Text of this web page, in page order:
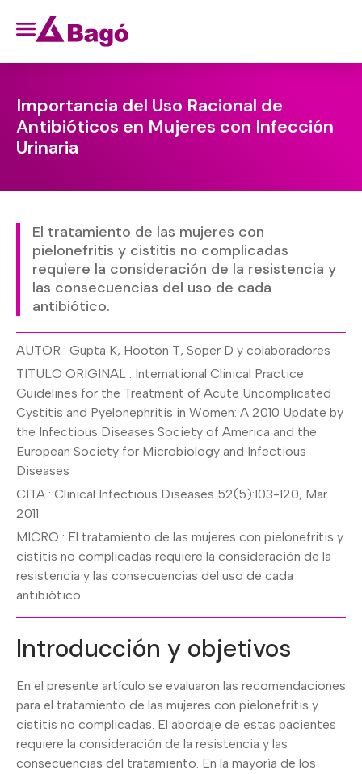
Importancia del Uso Racional de
Antibióticos en Mujeres con Infección
Urinaria
El tratamiento de las mujeres con
pielonefritis y cistitis no complicadas
requiere la consideración de la resistencia y
las consecuencias del uso de cada
antibiótico.
AUTOR : Gupta K, Hooton T, Soper D y colaboradores
TITULO ORIGINAL : International Clinical Practice
Guidelines for the Treatment of Acute Uncomplicated
Cystitis and Pyelonephritis in Women: A 2010 Update by
the Infectious Diseases Society of America and the
European Society for Microbiology and Infectious
Diseases
CITA : Clinical Infectious Diseases 52(5):103-120, Mar
2011
MICRO : El tratamiento de las mujeres con pielonefritis y
cistitis no complicadas requiere la consideración de la
resistencia y las consecuencias del uso de cada
antibiótico.
Introducción y objetivos
En el presente artículo se evaluaron las recomendaciones
para el tratamiento de las mujeres con pielonefritis y
cistitis no complicadas. El abordaje de estas pacientes
requiere la consideración de la resistencia y las
consecuencias del tratamiento. En la mayoría de los